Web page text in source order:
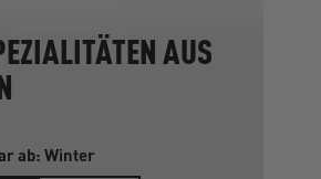
AUS
ab: Winter